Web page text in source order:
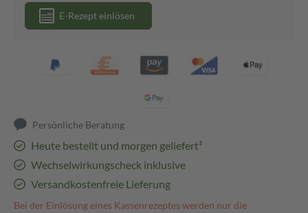
E-Rezept einlösen
Persönliche Beratung
Heute bestellt und morgen geliefert³
Wechselwirkungscheck inklusive
Versandkostenfreie Lieferung
Bei der Einlösung eines Kassenrezeptes werden nur die